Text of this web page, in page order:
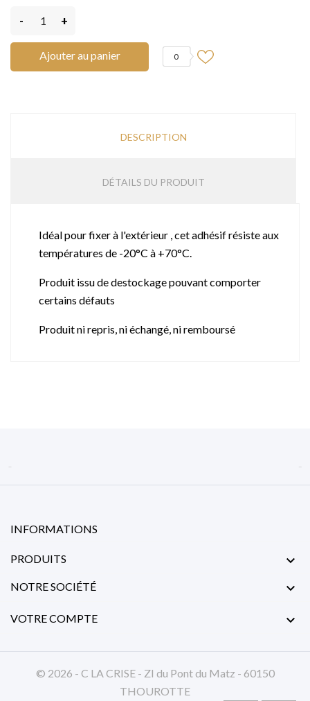
- +
Ajouter au panier 0
DESCRIPTION
DÉTAILS DU PRODUIT
Idéal pour fixer à l'extérieur , cet adhésif résiste aux
températures de -20°C à +70°C.
Produit issu de destockage pouvant comporter
certains défauts
Produit ni repris, ni échangé, ni remboursé
 
INFORMATIONS
PRODUITS 
NOTRE SOCIÉTÉ 
VOTRE COMPTE 
© 2026 - C LA CRISE - ZI du Pont du Matz - 60150
THOUROTTE